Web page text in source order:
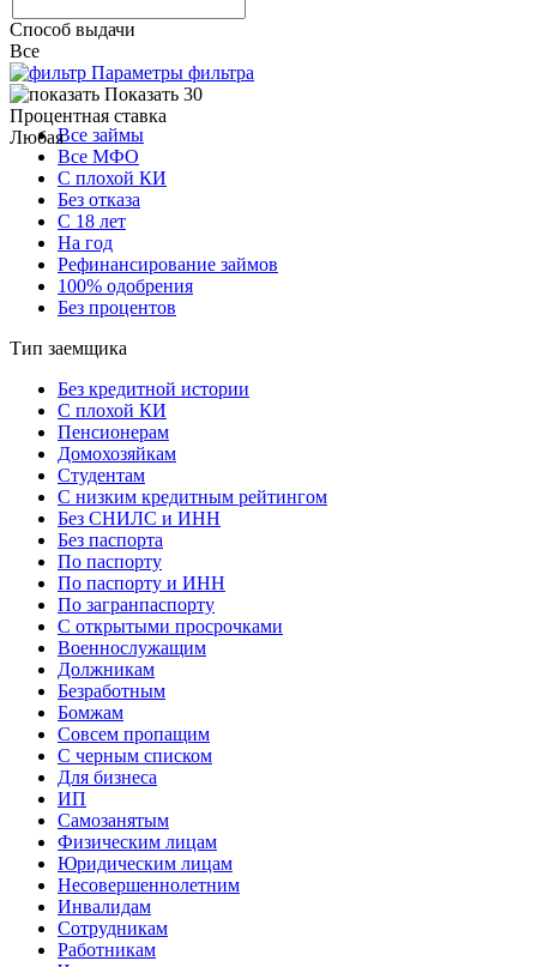
Способ выдачи
Все
Параметры фильтра
Показать 30
Процентная ставка
ЛюбаяВсе займы
Все МФО
С плохой КИ
Без отказа
С 18 лет
На год
Рефинансирование займов
100% одобрения
Без процентов
Тип заемщика
Без кредитной истории
С плохой КИ
Пенсионерам
Домохозяйкам
Студентам
С низким кредитным рейтингом
Без СНИЛС и ИНН
Без паспорта
По паспорту
По паспорту и ИНН
По загранпаспорту
С открытыми просрочками
Военнослужащим
Должникам
Безработным
Бомжам
Совсем пропащим
С черным списком
Для бизнеса
ИП
Самозанятым
Физическим лицам
Юридическим лицам
Несовершеннолетним
Инвалидам
Сотрудникам
Работникам